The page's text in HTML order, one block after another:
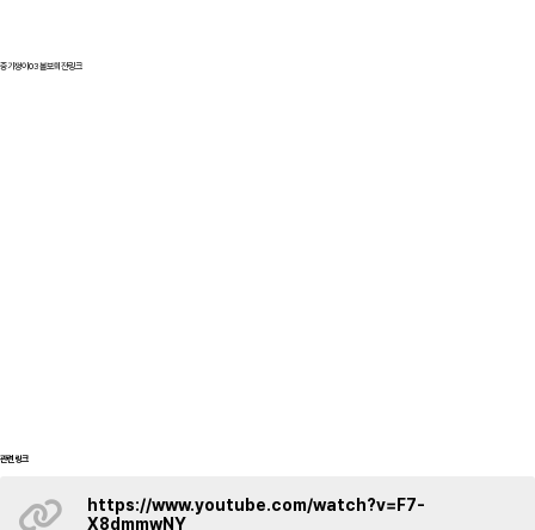
중기쟁이03볼보회전링크
관련링크
https://www.youtube.com/watch?v=F7-
X8dmmwNY